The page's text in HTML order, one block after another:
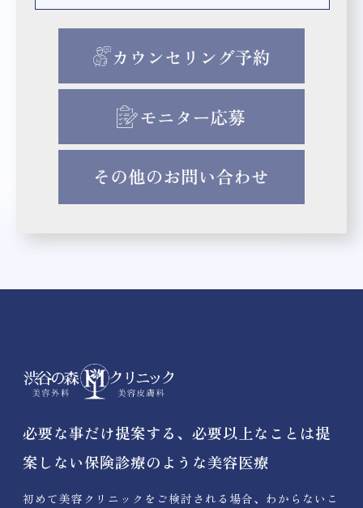
必要な事だけ提案する、必要以上なことは提
案しない保険診療のような美容医療
初めて美容クリニックをご検討される場合、わからないこ